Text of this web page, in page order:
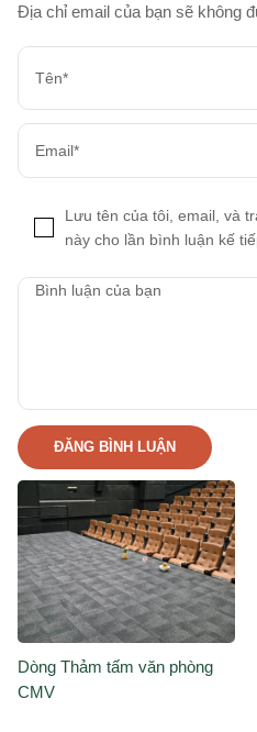
ĐĂNG BÌNH LUẬN
Địa chỉ email của bạn sẽ không
Lưu tên của tôi, email, và
này cho lần bình luận kế
Dòng Thảm tấm văn phòng
CMV